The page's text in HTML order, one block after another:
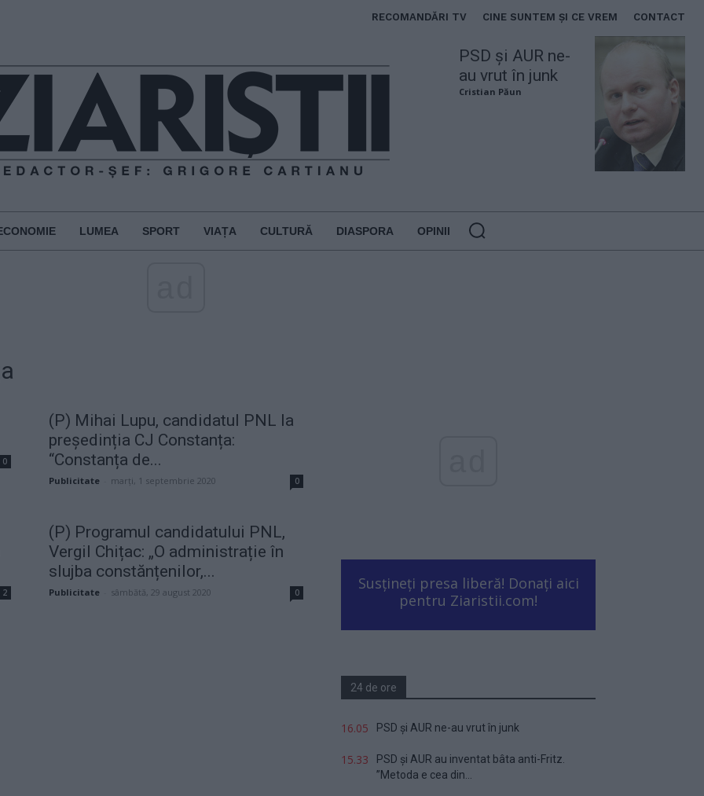
RECOMANDĂRI TV CINE SUNTEM ȘI CE VREM CONTACT
PSD și AUR ne-
au vrut în junk
Cristian Păun
LUMEA SPORT VIAȚA CULTURĂ DIASPORA OPINII
0
(P) Mihai Lupu, candidatul PNL la
președinția CJ Constanța:
“Constanța de...
Publicitate marți, 1 septembrie 2020 0
2
(P) Programul candidatului PNL,
Vergil Chițac: „O administrație în
slujba constănțenilor,...
Publicitate sâmbătă, 29 august 2020 0
Susțineți presa liberă! Donați aici
pentru Ziaristii.com!
24 de ore
16.05 PSD și AUR ne-au vrut în junk
15.33
PSD și AUR au inventat bâta anti-Fritz.
”Metoda e cea din...